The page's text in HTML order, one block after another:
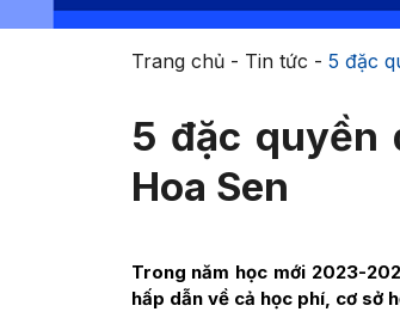
Trang chủ- Tin tức - 5 đặc
5 đặc quyền
Hoa Sen
Trong năm học mới 2023-
hấp dẫn về cả học phí, cơ sở